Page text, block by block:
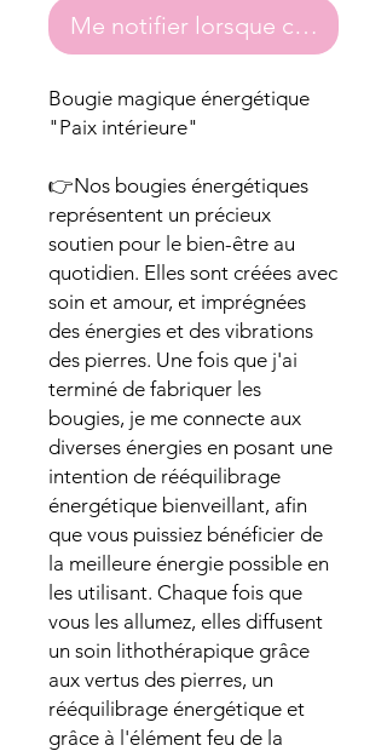
Me notifier lorsque cet
Bougie magique énergétique
"Paix intérieure"
👉Nos bougies énergétiques
représentent un précieux
soutien pour le bien-être au
quotidien. Elles sont créées avec
soin et amour, et imprégnées
des énergies et des vibrations
des pierres. Une fois que j'ai
terminé de fabriquer les
bougies, je me connecte aux
diverses énergies en posant une
intention de rééquilibrage
énergétique bienveillant, afin
que vous puissiez bénéficier de
la meilleure énergie possible en
les utilisant. Chaque fois que
vous les allumez, elles diffusent
un soin lithothérapique grâce
aux vertus des pierres, un
rééquilibrage énergétique et
grâce à l'élément feu de la